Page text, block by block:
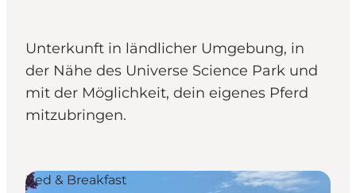
Plane deine Reise
Booking
Unterkunft in ländlicher Umgebung, in
der Nähe des Universe Science Park und
mit der Möglichkeit, dein eigenes Pferd
mitzubringen.
Bed & Breakfast